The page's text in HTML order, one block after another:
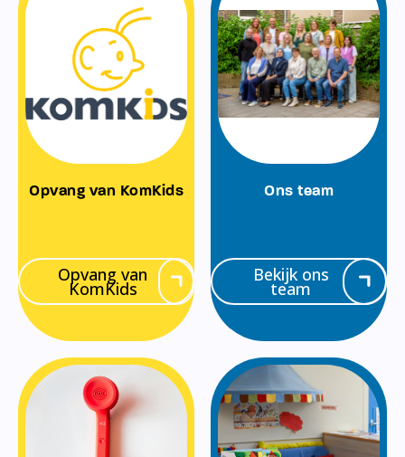
Opvang van KomKids
Opvang van
KomKids
Ons team
Bekijk ons
team